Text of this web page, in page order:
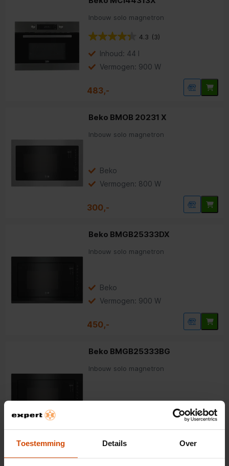
Toestemming Details Over
Inbouw solo magnetron
4.3 (3)
Inhoud: 44 l
Vermogen: 900 W
483,-
Beko BMOB 20231 X
Inbouw solo magnetron
Beko
Vermogen: 800 W
300,-
Beko BMGB25333DX
Inbouw solo magnetron
Beko
Vermogen: 900 W
450,-
Beko BMGB25333BG
Inbouw solo magnetron
469,-